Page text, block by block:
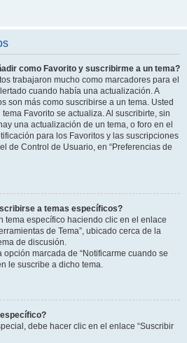
como Favorito y suscribirme a un tema?
trabajaron mucho como marcadores para el
cuando había una actualización. A
son más como suscribirse a un tema. Usted
Favorito se actualiza. Al suscribirte, sin
una actualización de un tema, o foro en el
para los Favoritos y las suscripciones
de Control de Usuario, en “Preferencias de
a temas específicos?
tema específico haciendo clic en el enlace
de Tema”, ubicado cerca de la
de discusión.
marcada de “Notificarme cuando se
le suscribe a dicho tema.
debe hacer clic en el enlace “Suscribir